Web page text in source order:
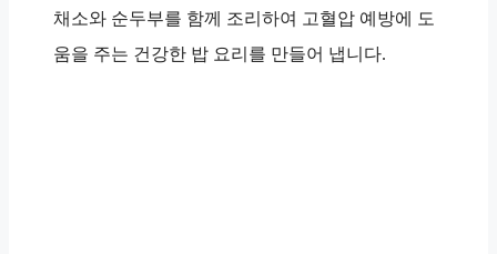
채소와 순두부를 함께 조리하여 고혈압 예방에 도
움을 주는 건강한 밥 요리를 만들어 냅니다.